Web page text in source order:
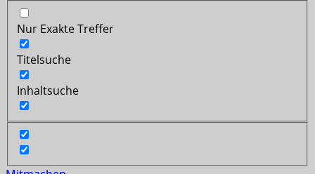
Nur Exakte Treffer
Titelsuche
Inhaltsuche